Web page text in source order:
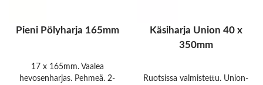
Pieni Pölyharja 165mm
17 x 165mm. Vaalea
hevosenharjas. Pehmeä. 2-
Käsiharja Union 40 x
350mm
Ruotsissa valmistettu. Union-